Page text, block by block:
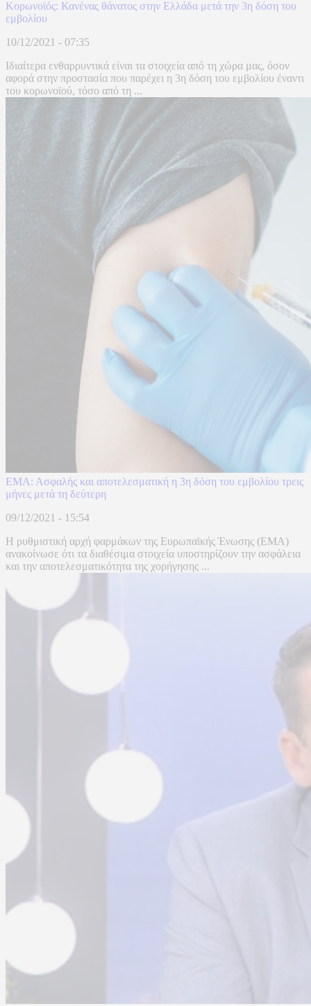
Κορωνοϊός: Κανένας θάνατος στην Ελλάδα μετά την 3η δόση του
εμβολίου
10/12/2021 - 07:35
Ιδιαίτερα ενθαρρυντικά είναι τα στοιχεία από τη χώρα μας, όσον
αφορά στην προστασία που παρέχει η 3η δόση του εμβολίου έναντι
του κορωνοϊού, τόσο από τη ...
ΕΜΑ: Ασφαλής και αποτελεσματική η 3η δόση του εμβολίου τρεις
μήνες μετά τη δεύτερη
09/12/2021 - 15:54
Η ρυθμιστική αρχή φαρμάκων της Ευρωπαϊκής Ένωσης (ΕΜΑ)
ανακοίνωσε ότι τα διαθέσιμα στοιχεία υποστηρίζουν την ασφάλεια
και την αποτελεσματικότητα της χορήγησης ...